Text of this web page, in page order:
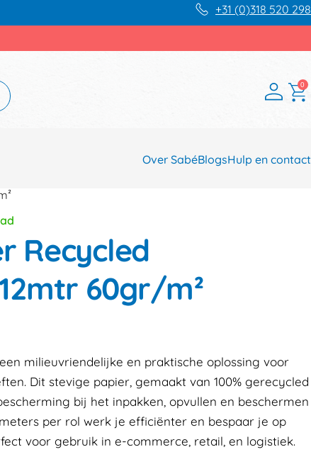
+31 (0)318 520 298
0
Over SabéBlogsHulp en contact
Recycled
60gr/m²
milieuvriendelijke en praktische oplossing voor
Dit stevige papier, gemaakt van 100% gerecycled
bij het inpakken, opvullen en beschermen
per rol werk je efficiënter en bespaar je op
voor gebruik in e-commerce, retail, en logistiek.